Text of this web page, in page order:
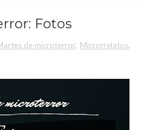
Fotos
de microterror, Microrrelatos,